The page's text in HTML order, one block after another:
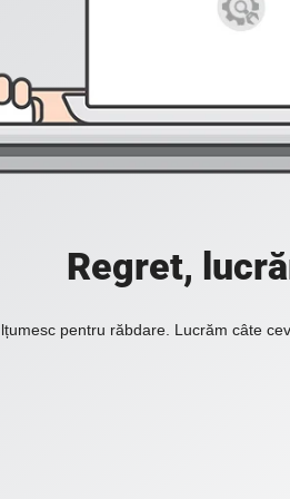
Regret,
pentru răbdare. Lucrăm câte